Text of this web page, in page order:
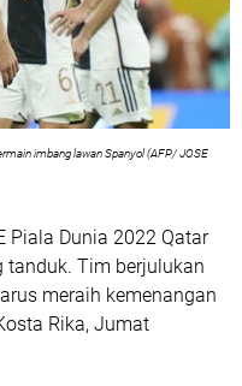
imbang lawan Spanyol (AFP/ JOSE
Piala Dunia 2022 Qatar
tanduk. Tim berjulukan
meraih kemenangan
Rika, Jumat